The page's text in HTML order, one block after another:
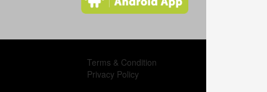
মেঘনার অস্বাভাবিক জোয়ারে কমলনগরে ঘরবন্দি হাজার হাজার
নতুন ধারার মাস্ক ও স্যানিটাইজার কেন্দ্র উদ্বোধন
Terms & Condition
Privacy Policy